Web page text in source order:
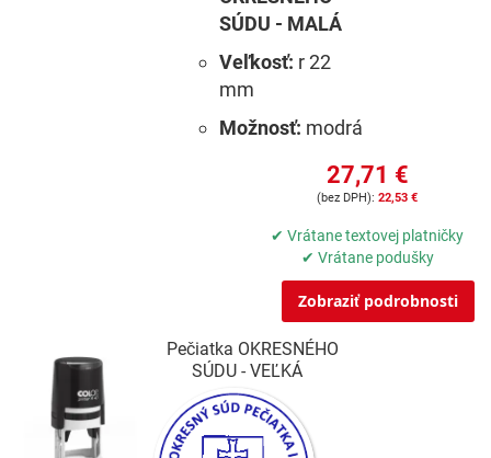
SÚDU - MALÁ
Veľkosť: r 22
mm
Možnosť: modrá
27,71 €
22,53 €
✔ Vrátane textovej platničky
✔ Vrátane podušky
Zobraziť podrobnosti
Pečiatka OKRESNÉHO
SÚDU - VEĽKÁ